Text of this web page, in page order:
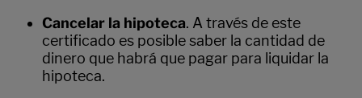
Cancelar la hipoteca. A través de este
certificado es posible saber la cantidad de
dinero que habrá que pagar para liquidar la
hipoteca.